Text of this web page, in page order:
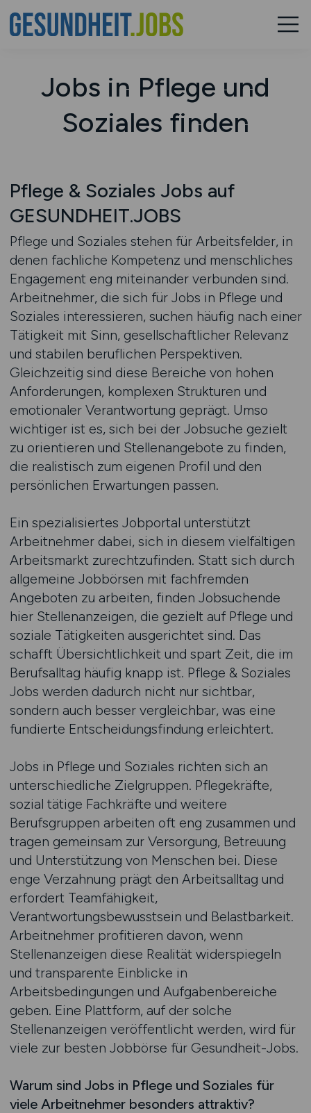
Jobs in Pflege und
Soziales finden
Pflege & Soziales Jobs auf
GESUNDHEIT.JOBS
Pflege und Soziales stehen für Arbeitsfelder, in
denen fachliche Kompetenz und menschliches
Engagement eng miteinander verbunden sind.
Arbeitnehmer, die sich für Jobs in Pflege und
Soziales interessieren, suchen häufig nach einer
Tätigkeit mit Sinn, gesellschaftlicher Relevanz
und stabilen beruflichen Perspektiven.
Gleichzeitig sind diese Bereiche von hohen
Anforderungen, komplexen Strukturen und
emotionaler Verantwortung geprägt. Umso
wichtiger ist es, sich bei der Jobsuche gezielt
zu orientieren und Stellenangebote zu finden,
die realistisch zum eigenen Profil und den
persönlichen Erwartungen passen.
Ein spezialisiertes Jobportal unterstützt
Arbeitnehmer dabei, sich in diesem vielfältigen
Arbeitsmarkt zurechtzufinden. Statt sich durch
allgemeine Jobbörsen mit fachfremden
Angeboten zu arbeiten, finden Jobsuchende
hier Stellenanzeigen, die gezielt auf Pflege und
soziale Tätigkeiten ausgerichtet sind. Das
schafft Übersichtlichkeit und spart Zeit, die im
Berufsalltag häufig knapp ist. Pflege & Soziales
Jobs werden dadurch nicht nur sichtbar,
sondern auch besser vergleichbar, was eine
fundierte Entscheidungsfindung erleichtert.
Jobs in Pflege und Soziales richten sich an
unterschiedliche Zielgruppen. Pflegekräfte,
sozial tätige Fachkräfte und weitere
Berufsgruppen arbeiten oft eng zusammen und
tragen gemeinsam zur Versorgung, Betreuung
und Unterstützung von Menschen bei. Diese
enge Verzahnung prägt den Arbeitsalltag und
erfordert Teamfähigkeit,
Verantwortungsbewusstsein und Belastbarkeit.
Arbeitnehmer profitieren davon, wenn
Stellenanzeigen diese Realität widerspiegeln
und transparente Einblicke in
Arbeitsbedingungen und Aufgabenbereiche
geben. Eine Plattform, auf der solche
Stellenanzeigen veröffentlicht werden, wird für
viele zur besten Jobbörse für Gesundheit-Jobs.
Warum sind Jobs in Pflege und Soziales für
viele Arbeitnehmer besonders attraktiv?